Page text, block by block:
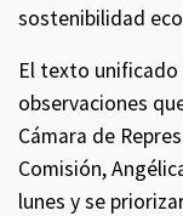
sostenibilidad
El texto unificado
observaciones
Cámara de
Comisión,
lunes y se